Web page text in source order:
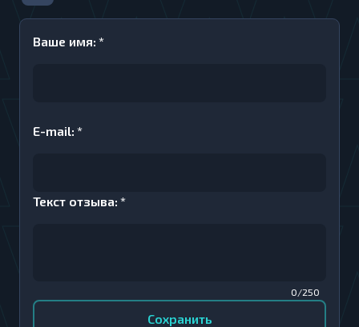
Ваше имя: *
E-mail: *
Текст отзыва: *
0/250
Сохранить